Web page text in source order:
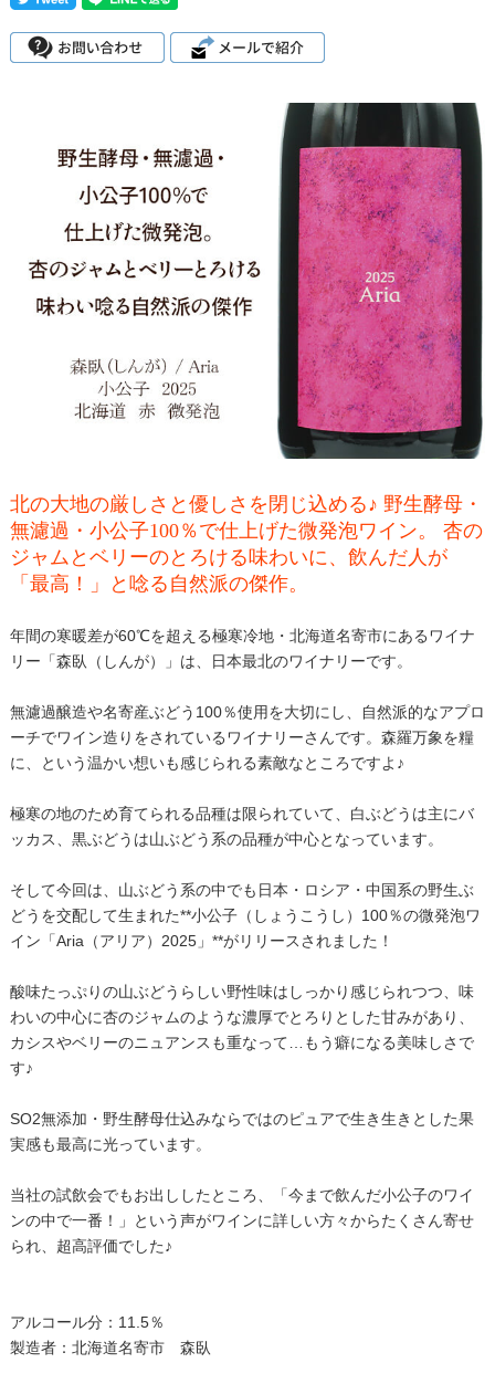
北の大地の厳しさと優しさを閉じ込める♪ 野生酵母・
無濾過・小公子100％で仕上げた微発泡ワイン。 杏の
ジャムとベリーのとろける味わいに、飲んだ人が
「最高！」と唸る自然派の傑作。
年間の寒暖差が60℃を超える極寒冷地・北海道名寄市にあるワイナ
リー「森臥（しんが）」は、日本最北のワイナリーです。
無濾過醸造や名寄産ぶどう100％使用を大切にし、自然派的なアプロ
ーチでワイン造りをされているワイナリーさんです。森羅万象を糧
に、という温かい想いも感じられる素敵なところですよ♪
極寒の地のため育てられる品種は限られていて、白ぶどうは主にバ
ッカス、黒ぶどうは山ぶどう系の品種が中心となっています。
そして今回は、山ぶどう系の中でも日本・ロシア・中国系の野生ぶ
どうを交配して生まれた**小公子（しょうこうし）100％の微発泡ワ
イン「Aria（アリア）2025」**がリリースされました！
酸味たっぷりの山ぶどうらしい野性味はしっかり感じられつつ、味
わいの中心に杏のジャムのような濃厚でとろりとした甘みがあり、
カシスやベリーのニュアンスも重なって…もう癖になる美味しさで
す♪
SO2無添加・野生酵母仕込みならではのピュアで生き生きとした果
実感も最高に光っています。
当社の試飲会でもお出ししたところ、「今まで飲んだ小公子のワイ
ンの中で一番！」という声がワインに詳しい方々からたくさん寄せ
られ、超高評価でした♪
アルコール分：11.5％
製造者：北海道名寄市 森臥